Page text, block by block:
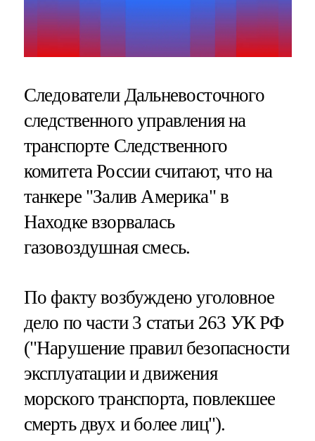
Следователи Дальневосточного
следственного управления на
транспорте Следственного
комитета России считают, что на
танкере "Залив Америка" в
Находке взорвалась
газовоздушная смесь.
По факту возбуждено уголовное
дело по части 3 статьи 263 УК РФ
("Нарушение правил безопасности
эксплуатации и движения
морского транспорта, повлекшее
смерть двух и более лиц").